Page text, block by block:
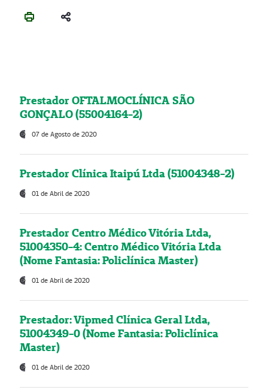
Prestador OFTALMOCLÍNICA SÃO
GONÇALO (55004164-2)
07 de Agosto de 2020
Prestador Clínica Itaipú Ltda (51004348-2)
01 de Abril de 2020
Prestador Centro Médico Vitória Ltda,
51004350-4: Centro Médico Vitória Ltda
(Nome Fantasia: Policlínica Master)
01 de Abril de 2020
Prestador: Vipmed Clínica Geral Ltda,
51004349-0 (Nome Fantasia: Policlínica
Master)
01 de Abril de 2020